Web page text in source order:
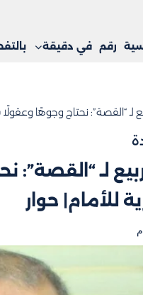
رقم في دقيقة
“القصة”: نحتاج وجوهًا وعقولًا
لـ “القصة”:
للأمام| حوار